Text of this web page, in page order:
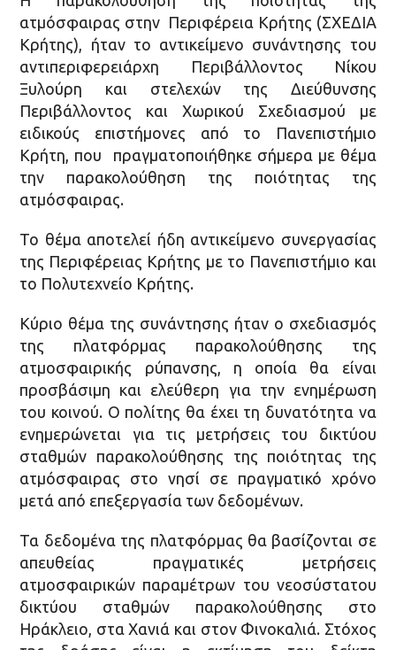
ατμόσφαιρας στην Περιφέρεια Κρήτης (ΣΧΕΔΙΑ
Κρήτης), ήταν το αντικείμενο συνάντησης του
αντιπεριφερειάρχη Περιβάλλοντος Νίκου
Ξυλούρη και στελεχών της Διεύθυνσης
Περιβάλλοντος και Χωρικού Σχεδιασμού με
ειδικούς επιστήμονες από το Πανεπιστήμιο
Κρήτη, που πραγματοποιήθηκε σήμερα με θέμα
την παρακολούθηση της ποιότητας της
ατμόσφαιρας.
Το θέμα αποτελεί ήδη αντικείμενο συνεργασίας
της Περιφέρειας Κρήτης με το Πανεπιστήμιο και
το Πολυτεχνείο Κρήτης.
Κύριο θέμα της συνάντησης ήταν ο σχεδιασμός
της πλατφόρμας παρακολούθησης της
ατμοσφαιρικής ρύπανσης, η οποία θα είναι
προσβάσιμη και ελεύθερη για την ενημέρωση
του κοινού. Ο πολίτης θα έχει τη δυνατότητα να
ενημερώνεται για τις μετρήσεις του δικτύου
σταθμών παρακολούθησης της ποιότητας της
ατμόσφαιρας στο νησί σε πραγματικό χρόνο
μετά από επεξεργασία των δεδομένων.
Τα δεδομένα της πλατφόρμας θα βασίζονται σε
απευθείας πραγματικές μετρήσεις
ατμοσφαιρικών παραμέτρων του νεοσύστατου
δικτύου σταθμών παρακολούθησης στο
Ηράκλειο, στα Χανιά και στον Φινοκαλιά. Στόχος